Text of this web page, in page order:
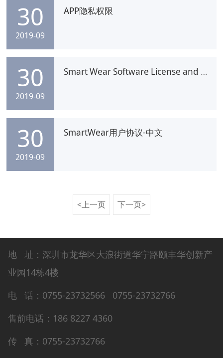
30
2019-09
APP隐私权限
30
2019-09
Smart Wear Software License and Service Agreement-En
30
2019-09
SmartWear用户协议-中文
<上一页 下一页>
地 址：深圳市龙华区大浪街道华宁路颐丰华创新产
业园14栋4楼
电 话：0755-23732566 0755-23732766
售前电话：186 8227 4360
传 真：0755-23732766